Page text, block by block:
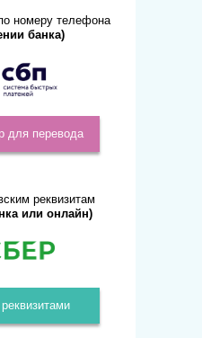
номеру телефона
банка)
для перевода
реквизитам
или онлайн)